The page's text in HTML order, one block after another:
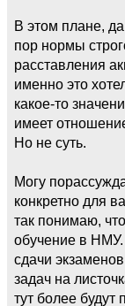
В этом плане,
пор нормы
расставления
именно это
какое-то
имеет
Но не суть.
Могу
конкретно для
так понимаю,
обучение в НМУ.
сдачи
задач на
тут более